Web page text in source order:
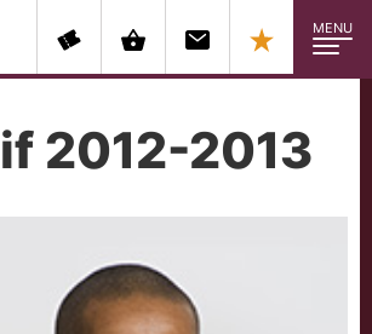
MENU
2012-2013